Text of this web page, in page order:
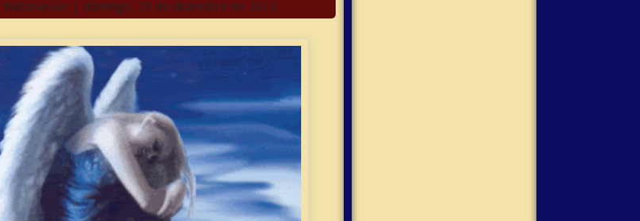
Webmaster | domingo, 23 de diciembre de 2012